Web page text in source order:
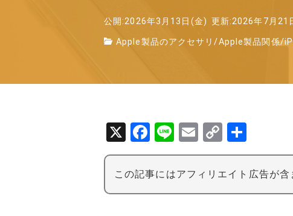
公開:2026年3月13日(金) 更新:2026年7月21
Apple製品のアクセサリ/Apple製品関係/
X
F
a
c
e
Li
n
e
E
m
ai
l
C
o
p
y
有
この記事にはアフィリエイト広告が含